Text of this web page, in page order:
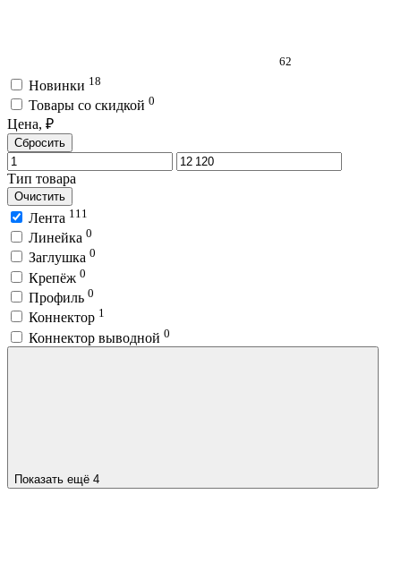
62
Новинки 18
Товары со скидкой 0
Цена, ₽
Сбросить
Тип товара
Очистить
Лента 111
Линейка 0
Заглушка 0
Крепёж 0
Профиль 0
Коннектор 1
Коннектор выводной 0
Показать ещё 4